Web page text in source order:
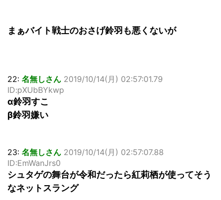
まぁバイト戦士のおさげ鈴羽も悪くないが
22: 名無しさん 2019/10/14(月) 02:57:01.79
ID:pXUbBYkwp
α鈴羽すこ
β鈴羽嫌い
23: 名無しさん 2019/10/14(月) 02:57:07.88
ID:EmWanJrs0
シュタゲの舞台が令和だったら紅莉栖が使ってそう
なネットスラング